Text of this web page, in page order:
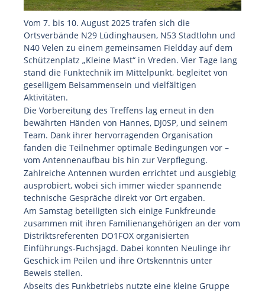
Vom 7. bis 10. August 2025 trafen sich die
Ortsverbände N29 Lüdinghausen, N53 Stadtlohn und
N40 Velen zu einem gemeinsamen Fieldday auf dem
Schützenplatz „Kleine Mast“ in Vreden. Vier Tage lang
stand die Funktechnik im Mittelpunkt, begleitet von
geselligem Beisammensein und vielfältigen
Aktivitäten.
Die Vorbereitung des Treffens lag erneut in den
bewährten Händen von Hannes, DJ0SP, und seinem
Team. Dank ihrer hervorragenden Organisation
fanden die Teilnehmer optimale Bedingungen vor –
vom Antennenaufbau bis hin zur Verpflegung.
Zahlreiche Antennen wurden errichtet und ausgiebig
ausprobiert, wobei sich immer wieder spannende
technische Gespräche direkt vor Ort ergaben.
Am Samstag beteiligten sich einige Funkfreunde
zusammen mit ihren Familienangehörigen an der vom
Distriktsreferenten DO1FOX organisierten
Einführungs-Fuchsjagd. Dabei konnten Neulinge ihr
Geschick im Peilen und ihre Ortskenntnis unter
Beweis stellen.
Abseits des Funkbetriebs nutzte eine kleine Gruppe